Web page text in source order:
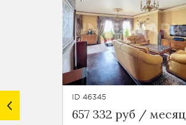
ID 46345
657 332 руб / месяц